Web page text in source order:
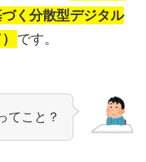
く分散型デジタル
です。
てこと？